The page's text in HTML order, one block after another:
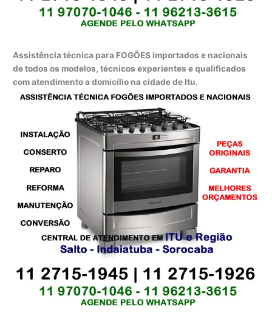
Assistência técnica para FOGÕES importados e nacionais
de todos os modelos, técnicos experientes e qualificados
com atendimento a domicílio na cidade de Itu.